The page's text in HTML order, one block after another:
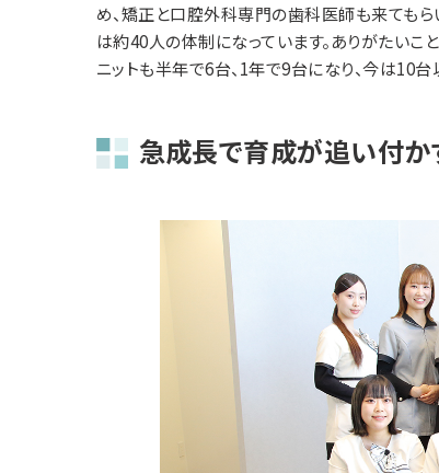
め、矯正と口腔外科専門の歯科医師も来てもら
は約40人の体制になっています。ありがたいこ
ニットも半年で6台、1年で9台になり、今は10台
急成長で育成が追い付